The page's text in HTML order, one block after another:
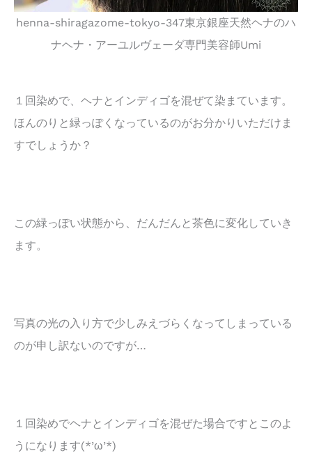
henna-shiragazome-tokyo-347東京銀座天然ヘナのハ
ナヘナ・アーユルヴェーダ専門美容師Umi
１回染めで、ヘナとインディゴを混ぜて染まています。
ほんのりと緑っぽくなっているのがお分かりいただけま
すでしょうか？
この緑っぽい状態から、だんだんと茶色に変化していき
ます。
写真の光の入り方で少しみえづらくなってしまっている
のが申し訳ないのですが…
１回染めでヘナとインディゴを混ぜた場合ですとこのよ
うになります(*’ω’*)